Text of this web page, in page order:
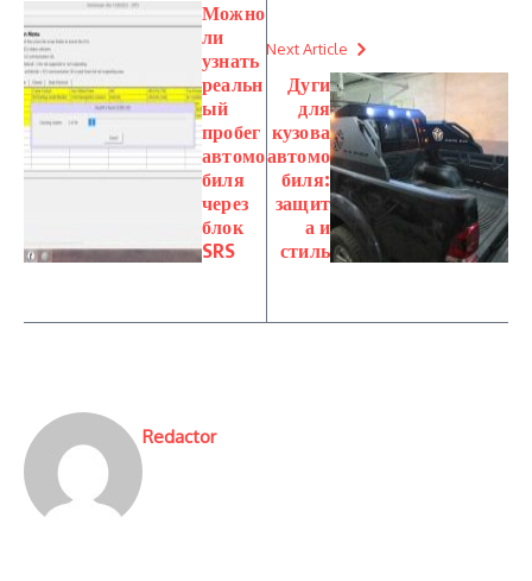
Можно
ли
узнать
реальн
ый
пробег
автомо
биля
через
блок
SRS
Next Article
Дуги
для
кузова
автомо
биля:
защит
а и
стиль
Redactor